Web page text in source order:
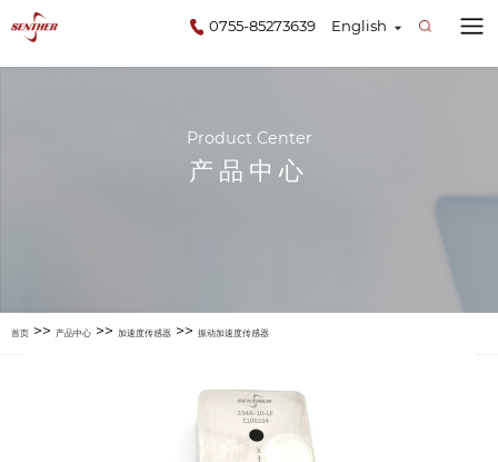
English
0755-85273639
Product Center
产品中心
首页 >> 产品中心 >> 加速度传感器 >> 振动加速度传感器